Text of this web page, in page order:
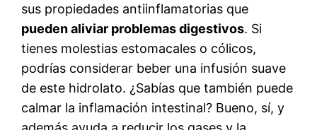
sus propiedades antiinflamatorias que
pueden aliviar problemas digestivos. Si
tienes molestias estomacales o cólicos,
podrías considerar beber una infusión suave
de este hidrolato. ¿Sabías que también puede
calmar la inflamación intestinal? Bueno, sí, y